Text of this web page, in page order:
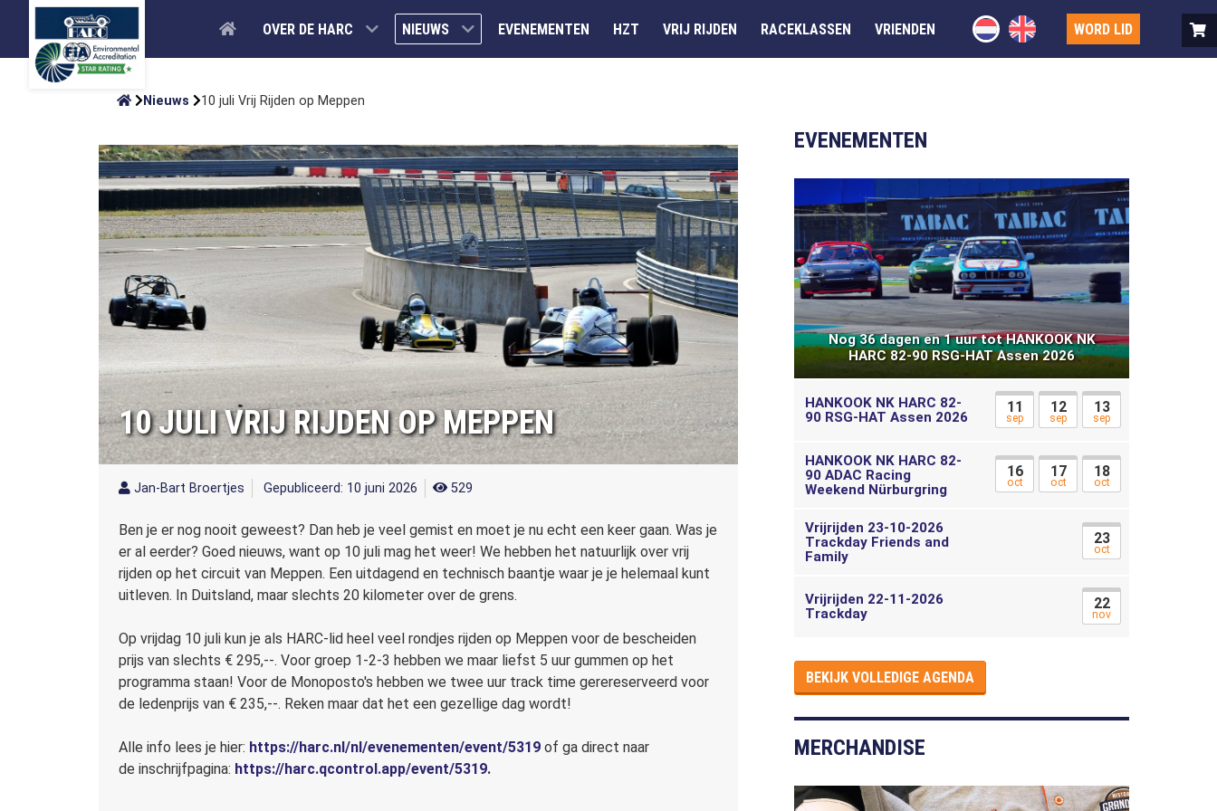
OVER DE HARC NIEUWS EVENEMENTEN HZT VRIJ RIJDEN RACEKLASSEN VRIENDEN WORD LID
Nieuws 10 juli Vrij Rijden op Meppen
10 JULI VRIJ RIJDEN OP MEPPEN
Jan-Bart Broertjes Gepubliceerd: 10 juni 2026 529
Ben je er nog nooit geweest? Dan heb je veel gemist en moet je nu echt een keer gaan. Was je
er al eerder? Goed nieuws, want op 10 juli mag het weer! We hebben het natuurlijk over vrij
rijden op het circuit van Meppen. Een uitdagend en technisch baantje waar je je helemaal kunt
uitleven. In Duitsland, maar slechts 20 kilometer over de grens.
Op vrijdag 10 juli kun je als HARC-lid heel veel rondjes rijden op Meppen voor de bescheiden
prijs van slechts € 295,--. Voor groep 1-2-3 hebben we maar liefst 5 uur gummen op het
programma staan! Voor de Monoposto's hebben we twee uur track time gerereserveerd voor
de ledenprijs van € 235,--. Reken maar dat het een gezellige dag wordt!
Alle info lees je hier: https://harc.nl/nl/evenementen/event/5319 of ga direct naar
de inschrijfpagina: https://harc.qcontrol.app/event/5319.
EVENEMENTEN
Nog 36 dagen en 1 uur tot HANKOOK NK
HARC 82-90 RSG-HAT Assen 2026
HANKOOK NK HARC 82-
90 RSG-HAT Assen 2026
11
sep
12
sep
13
sep
HANKOOK NK HARC 82-
90 ADAC Racing
Weekend Nürburgring
16
oct
17
oct
18
oct
Vrijrijden 23-10-2026
Trackday Friends and
Family
23
oct
Vrijrijden 22-11-2026
Trackday
22
nov
BEKIJK VOLLEDIGE AGENDA
MERCHANDISE